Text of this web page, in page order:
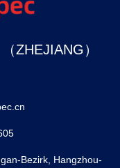
ZHEJIANG）
Bezirk, Hangzhou-